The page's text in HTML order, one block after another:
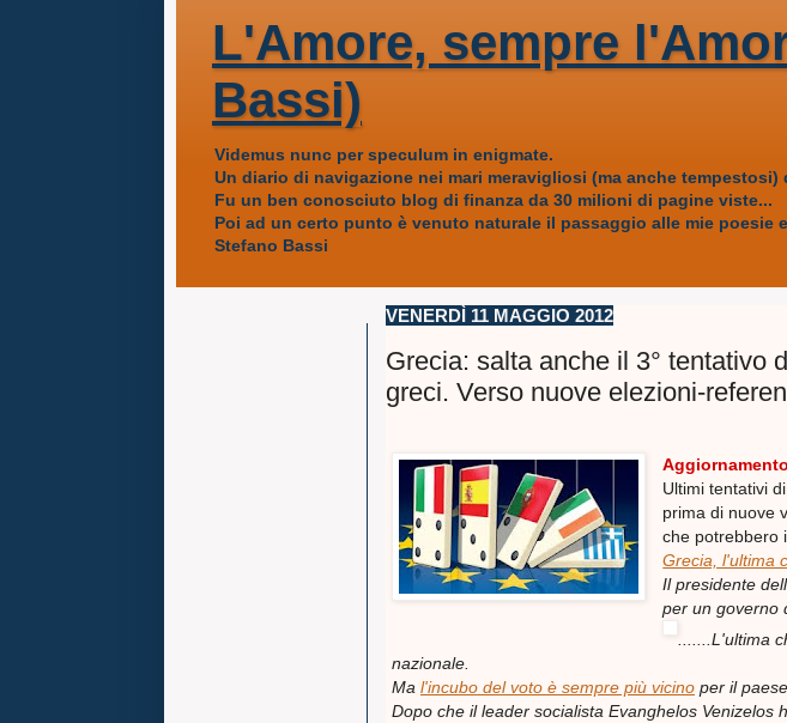
L'Amore, sempre
Bassi)
Videmus nunc per speculum in enigmate.
Un diario di navigazione nei mari meravigliosi (ma anche
Fu un ben conosciuto blog di finanza da 30 milioni di pagine viste...
Poi ad un certo punto è venuto naturale il passaggio alle mie poesie
Stefano Bassi
VENERDÌ 11 MAGGIO 2012
Grecia: salta anche il 3° tentativo
greci. Verso nuove elezioni-
Ultimi tentativi
prima di nuove
che potrebbero
Grecia, l'ultima
Il presidente
per un governo
.......L'ultima
nazionale.
Ma l'incubo del voto è sempre più vicino per il
Dopo che il leader socialista Evanghelos Venizelos